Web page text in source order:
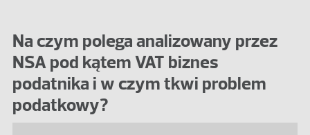
Na czym polega analizowany przez
NSA pod kątem VAT biznes
podatnika i w czym tkwi problem
podatkowy?